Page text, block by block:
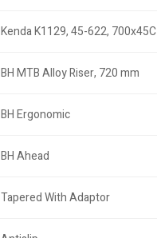
Kenda K1129, 45-622, 700x45C
BH MTB Alloy Riser, 720 mm
BH Ergonomic
BH Ahead
Tapered With Adaptor